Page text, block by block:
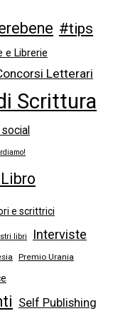
#tips
e Librerie
Letterari
Scrittura
e scrittrici
libri Interviste
Premio Urania
Self Publishing